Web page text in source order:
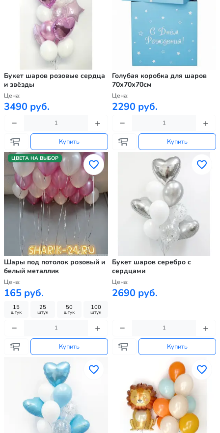
Букет шаров розовые сердца
и звёзды
Цена:
3490 руб.
Купить
Голубая коробка для шаров
70х70х70см
Цена:
2290 руб.
Купить
ЦВЕТА НА ВЫБОР
Шары под потолок розовый и
белый металлик
Цена:
165 руб.
15
штук
25
штук
50
штук
100
штук
Купить
Букет шаров серебро с
сердцами
Цена:
2690 руб.
Купить